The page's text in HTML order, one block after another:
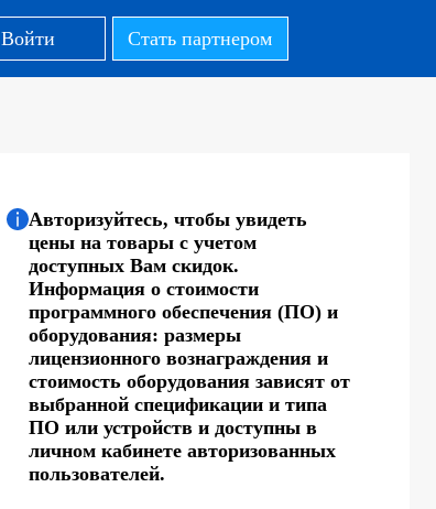
Войти Стать партнером
Авторизуйтесь, чтобы увидеть
цены на товары с учетом
доступных Вам скидок.
Информация о стоимости
программного обеспечения (ПО) и
оборудования: размеры
лицензионного вознаграждения и
стоимость оборудования зависят от
выбранной спецификации и типа
ПО или устройств и доступны в
личном кабинете авторизованных
пользователей.